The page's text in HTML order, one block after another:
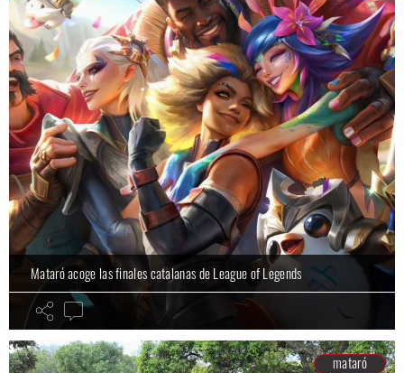
Mataró acoge las finales catalanas de League of Legends
mataró